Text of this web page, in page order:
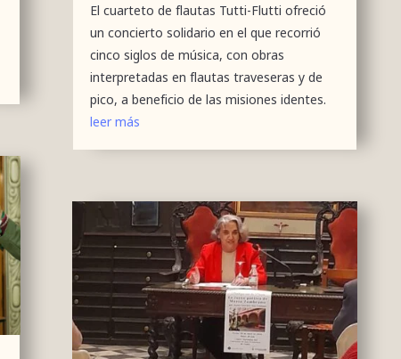
El cuarteto de flautas Tutti-Flutti ofreció
un concierto solidario en el que recorrió
cinco siglos de música, con obras
interpretadas en flautas traveseras y de
pico, a beneficio de las misiones identes.
leer más